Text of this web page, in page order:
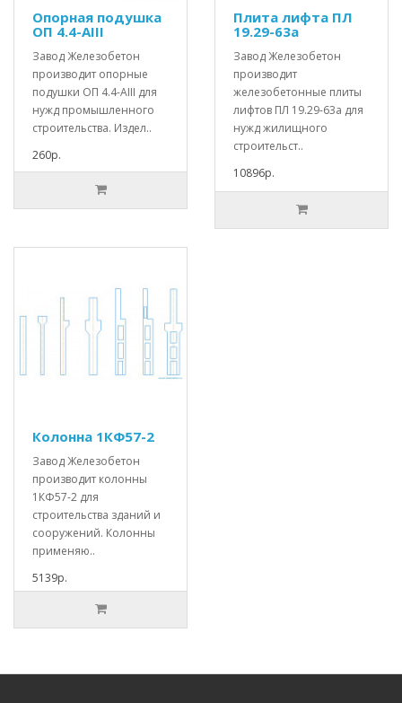
Опорная подушка
ОП 4.4-АIII
Завод Железобетон
производит опорные
подушки ОП 4.4-АIII для
нужд промышленного
строительства. Издел..
260р.
Плита лифта ПЛ
19.29-63а
Завод Железобетон
производит
железобетонные плиты
лифтов ПЛ 19.29-63а для
нужд жилищного
строительст..
10896р.
Колонна 1КФ57-2
Завод Железобетон
производит колонны
1КФ57-2 для
строительства зданий и
сооружений. Колонны
применяю..
5139р.